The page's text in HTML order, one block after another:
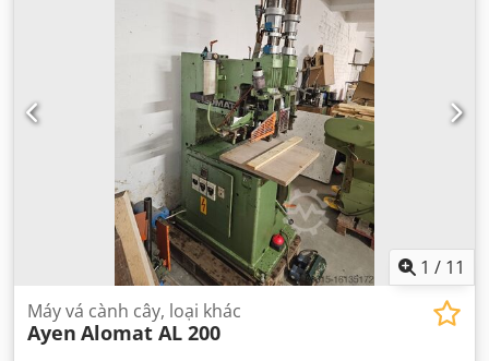
1 / 11
Máy vá cành cây, loại khác
Ayen Alomat AL 200